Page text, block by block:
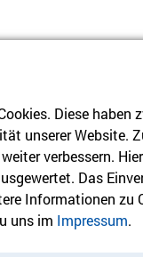
ab 60
Diese
unserer Website.
verbessern.
Das
Informationen zu
uns im Impressum.